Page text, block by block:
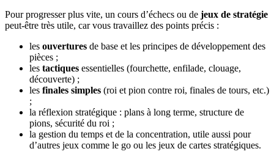
Pour progresser plus vite, un cours d’échecs ou de jeux de stratégie
peut-être très utile, car vous travaillez des points précis :
les ouvertures de base et les principes de développement des
pièces ;
les tactiques essentielles (fourchette, enfilade, clouage,
découverte) ;
les finales simples (roi et pion contre roi, finales de tours, etc.)
;
la réflexion stratégique : plans à long terme, structure de
pions, sécurité du roi ;
la gestion du temps et de la concentration, utile aussi pour
d’autres jeux comme le go ou les jeux de cartes stratégiques.